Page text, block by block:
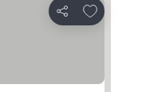
Partilhar
Adicionar